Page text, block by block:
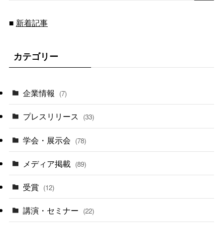
■ 新着記事
カテゴリー
企業情報 (7)
プレスリリース (33)
学会・展示会 (78)
メディア掲載 (89)
受賞 (12)
講演・セミナー (22)